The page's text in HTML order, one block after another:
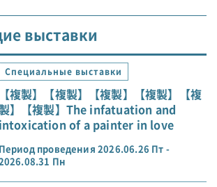
выставки
Специальные выставки
【複製】【複製】【複製】【複製】【複
】【複製】The infatuation and
intoxication of a painter in love
Период проведения 2026.06.26 Пт -
Пн